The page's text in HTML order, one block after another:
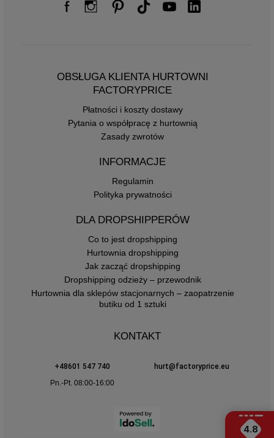
OBSŁUGA KLIENTA HURTOWNI
FACTORYPRICE
Płatności i koszty dostawy
Pytania o współpracę z hurtownią
Zasady zwrotów
INFORMACJE
Regulamin
Polityka prywatności
DLA DROPSHIPPERÓW
Co to jest dropshipping
Hurtownia dropshipping
Jak zacząć dropshipping
Dropshipping odzieży – przewodnik
Hurtownia dla sklepów stacjonarnych – zaopatrzenie
butiku od 1 sztuki
KONTAKT
+48601 547 740
hurt@factoryprice.eu
Pn.-Pt. 08:00-16:00
4.8